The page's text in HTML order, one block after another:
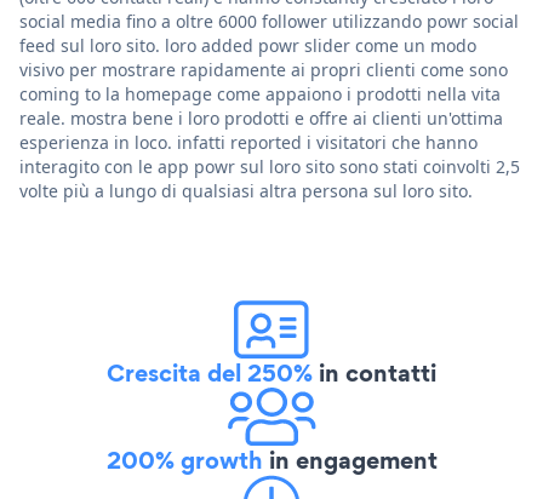
social media fino a oltre 6000 follower utilizzando powr social
feed sul loro sito. loro added powr slider come un modo
visivo per mostrare rapidamente ai propri clienti come sono
coming to la homepage come appaiono i prodotti nella vita
reale. mostra bene i loro prodotti e offre ai clienti un'ottima
esperienza in loco. infatti reported i visitatori che hanno
interagito con le app powr sul loro sito sono stati coinvolti 2,5
volte più a lungo di qualsiasi altra persona sul loro sito.
Crescita del 250% in contatti
200% growth in engagement